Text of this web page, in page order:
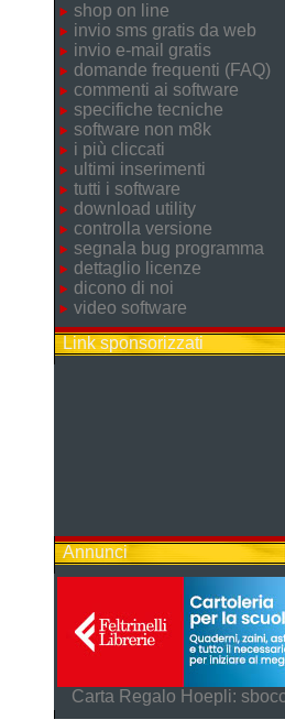
shop on line
invio sms gratis da web
invio e-mail gratis
domande frequenti (FAQ)
commenti ai software
specifiche tecniche
software non m8k
i più cliccati
ultimi inserimenti
tutti i software
download utility
controlla versione
segnala bug programma
dettaglio licenze
dicono di noi
video software
Link sponsorizzati
Annunci
Carta Regalo Hoepli: